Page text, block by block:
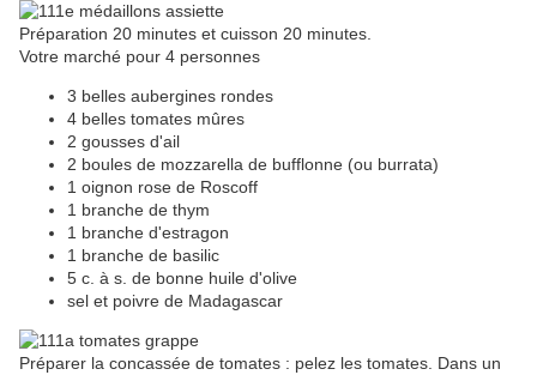
Préparation 20 minutes et cuisson 20 minutes.
Votre marché pour 4 personnes
3 belles aubergines rondes
4 belles tomates mûres
2 gousses d'ail
2 boules de mozzarella de bufflonne (ou burrata)
1 oignon rose de Roscoff
1 branche de thym
1 branche d'estragon
1 branche de basilic
5 c. à s. de bonne huile d'olive
sel et poivre de Madagascar
Préparer la concassée de tomates : pelez les tomates. Dans un